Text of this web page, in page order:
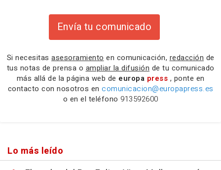
Envía tu comunicado
Si necesitas asesoramiento en comunicación, redacción de
tus notas de prensa o ampliar la difusión de tu comunicado
más allá de la página web de europa press , ponte en
contacto con nosotros en comunicacion@europapress.es
o en el teléfono 913592600
Lo más leído